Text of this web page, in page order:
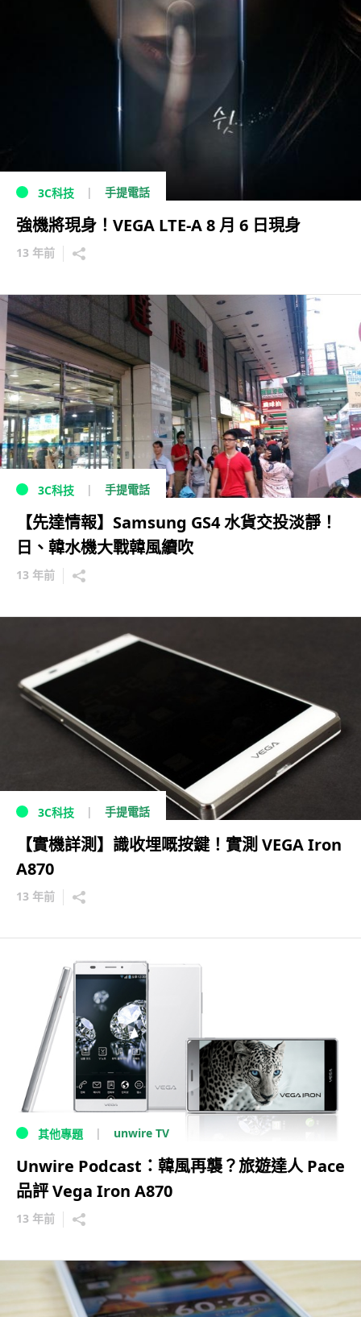
3C科技 手提電話
強機將現身！VEGA LTE-A 8 月 6 日現身
13 年前
3C科技 手提電話
【先達情報】Samsung GS4 水貨交投淡靜！
日、韓水機大戰韓風續吹
13 年前
3C科技 手提電話
【實機詳測】識收埋嘅按鍵！實測 VEGA Iron
A870
13 年前
其他專題 unwire TV
Unwire Podcast：韓風再襲？旅遊達人 Pace
品評 Vega Iron A870
13 年前